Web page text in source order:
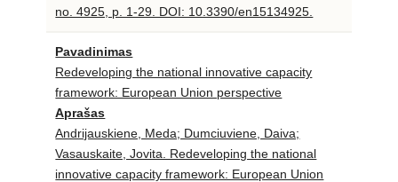
no. 4925, p. 1-29. DOI: 10.3390/en15134925.
Pavadinimas
Redeveloping the national innovative capacity
framework: European Union perspective
Aprašas
Andrijauskiene, Meda; Dumciuviene, Daiva;
Vasauskaite, Jovita. Redeveloping the national
innovative capacity framework: European Union